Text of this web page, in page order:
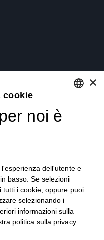
e consulenti
×
cookie
noi è
dell'utente e
basso. Se selezioni
tutti i cookie, oppure puoi
selezionando i
informazioni sulla
politica sulla privacy.